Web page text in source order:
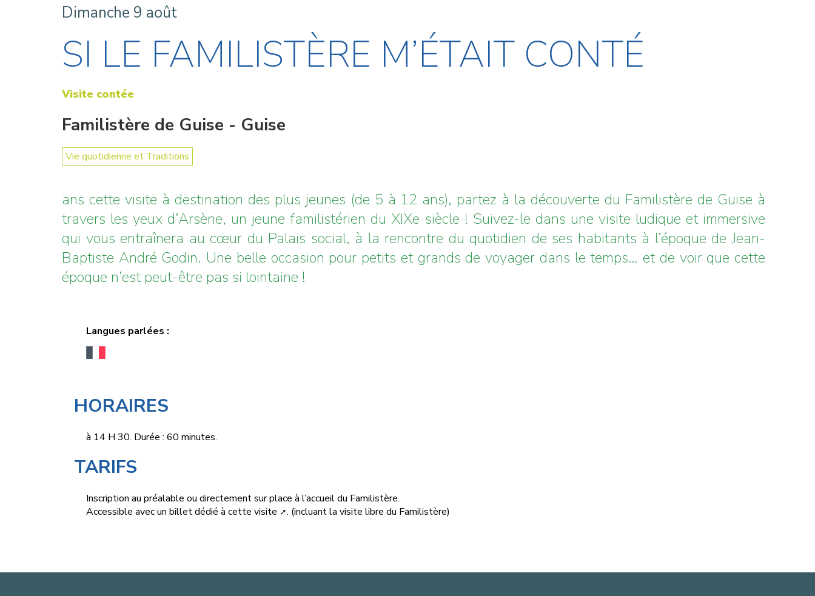
Dimanche 9 août
SI LE FAMILISTÈRE M’ÉTAIT CONTÉ
Visite contée
Familistère de Guise - Guise
Vie quotidienne et Traditions
ans cette visite à destination des plus jeunes (de 5 à 12 ans), partez à la découverte du Familistère de Guise à
travers les yeux d’Arsène, un jeune familistérien du XIXe siècle ! Suivez-le dans une visite ludique et immersive
qui vous entraînera au cœur du Palais social, à la rencontre du quotidien de ses habitants à l’époque de Jean-
Baptiste André Godin. Une belle occasion pour petits et grands de voyager dans le temps… et de voir que cette
époque n’est peut-être pas si lointaine !
Langues parlées :
HORAIRES
à 14 H 30. Durée : 60 minutes.
TARIFS
Inscription au préalable ou directement sur place à l’accueil du Familistère.
Accessible avec un billet dédié à cette visite . (incluant la visite libre du Familistère)